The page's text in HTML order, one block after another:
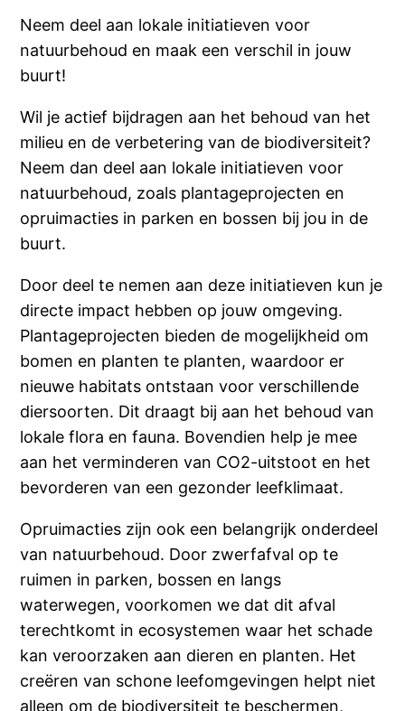
Neem deel aan lokale initiatieven voor
natuurbehoud en maak een verschil in jouw
buurt!
Wil je actief bijdragen aan het behoud van het
milieu en de verbetering van de biodiversiteit?
Neem dan deel aan lokale initiatieven voor
natuurbehoud, zoals plantageprojecten en
opruimacties in parken en bossen bij jou in de
buurt.
Door deel te nemen aan deze initiatieven kun je
directe impact hebben op jouw omgeving.
Plantageprojecten bieden de mogelijkheid om
bomen en planten te planten, waardoor er
nieuwe habitats ontstaan voor verschillende
diersoorten. Dit draagt bij aan het behoud van
lokale flora en fauna. Bovendien help je mee
aan het verminderen van CO2-uitstoot en het
bevorderen van een gezonder leefklimaat.
Opruimacties zijn ook een belangrijk onderdeel
van natuurbehoud. Door zwerfafval op te
ruimen in parken, bossen en langs
waterwegen, voorkomen we dat dit afval
terechtkomt in ecosystemen waar het schade
kan veroorzaken aan dieren en planten. Het
creëren van schone leefomgevingen helpt niet
alleen om de biodiversiteit te beschermen,